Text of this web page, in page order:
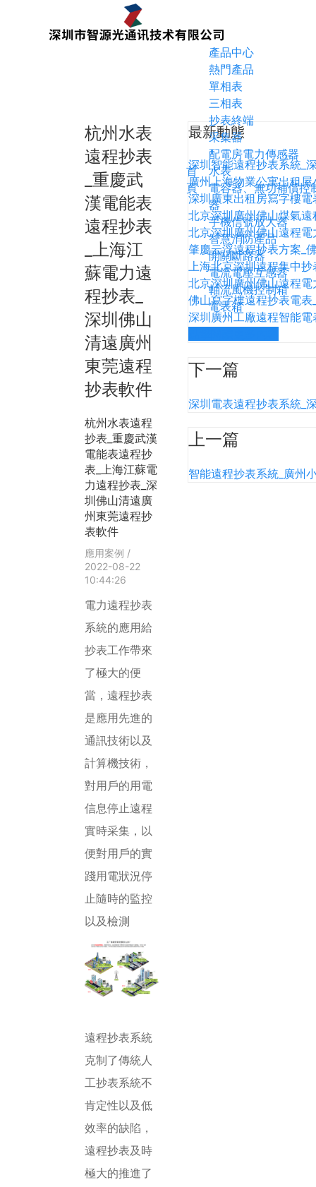
首
頁
產品中心
熱門產品
單相表
三相表
抄表終端
采集器
配電房電力傳感器
水表
電容器、無功補償控
器
手機信號放大器
智慧消防產品
開關斷路器
電流電壓互感器
軸流風機控制箱
電表箱
杭州水表
遠程抄表
_重慶武
漢電能表
遠程抄表
_上海江
蘇電力遠
程抄表_
深圳佛山
清遠廣州
東莞遠程
抄表軟件
杭州水表遠程
抄表_重慶武漢
電能表遠程抄
表_上海江蘇電
力遠程抄表_深
圳佛山清遠廣
州東莞遠程抄
表軟件
應用案例 /
2022-08-22
10:44:26
電力遠程抄表
系統的應用給
抄表工作帶來
了極大的便
當，遠程抄表
是應用先進的
通訊技術以及
計算機技術，
對用戶的用電
信息停止遠程
實時采集，以
便對用戶的實
踐用電狀況停
止隨時的監控
以及檢測
遠程抄表系統
克制了傳統人
工抄表系統不
肯定性以及低
效率的缺陷，
遠程抄表及時
極大的推進了
最新動態
深圳智能遠程抄表系統_
廣州上海物業公寓出租
深圳廣東出租房寫字樓
北京深圳廣州佛山煤氣
北京深圳廣州佛山遠程
肇慶云浮遠程抄表方案_
上海北京深圳遠程集中
北京深圳廣州佛山遠程
佛山寫字樓遠程抄表電
深圳廣州工廠遠程智能
下一篇
深圳電表遠程抄表系統_
上一篇
智能遠程抄表系統_廣州